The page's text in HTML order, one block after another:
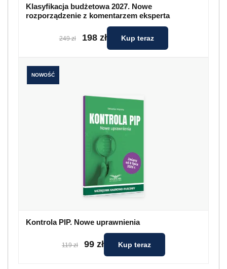
Klasyfikacja budżetowa 2027. Nowe
rozporządzenie z komentarzem eksperta
249 zł 198 zł Kup teraz
NOWOŚĆ
Kontrola PIP. Nowe uprawnienia
119 zł 99 zł Kup teraz